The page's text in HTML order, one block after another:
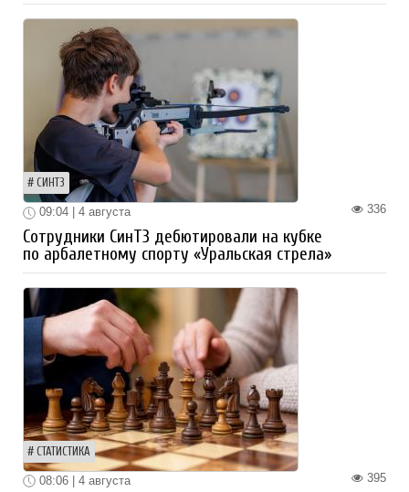
СИНТЗ
336
09:04 | 4 августа
Сотрудники СинТЗ дебютировали на кубке
по арбалетному спорту «Уральская стрела»
СТАТИСТИКА
395
08:06 | 4 августа